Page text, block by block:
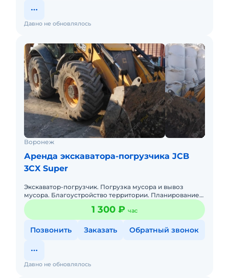
Давно не обновлялось
Воронеж
Аренда экскаватора-погрузчика JCB
3CX Super
Экскаватор-погрузчик. Погрузка мусора и вывоз
мусора. Благоустройство территории. Планирование
участков. Все виды земельных работ. Рытьё траншей
котлованов
1 300 ₽ час
Позвонить Заказать Обратный звонок
Давно не обновлялось